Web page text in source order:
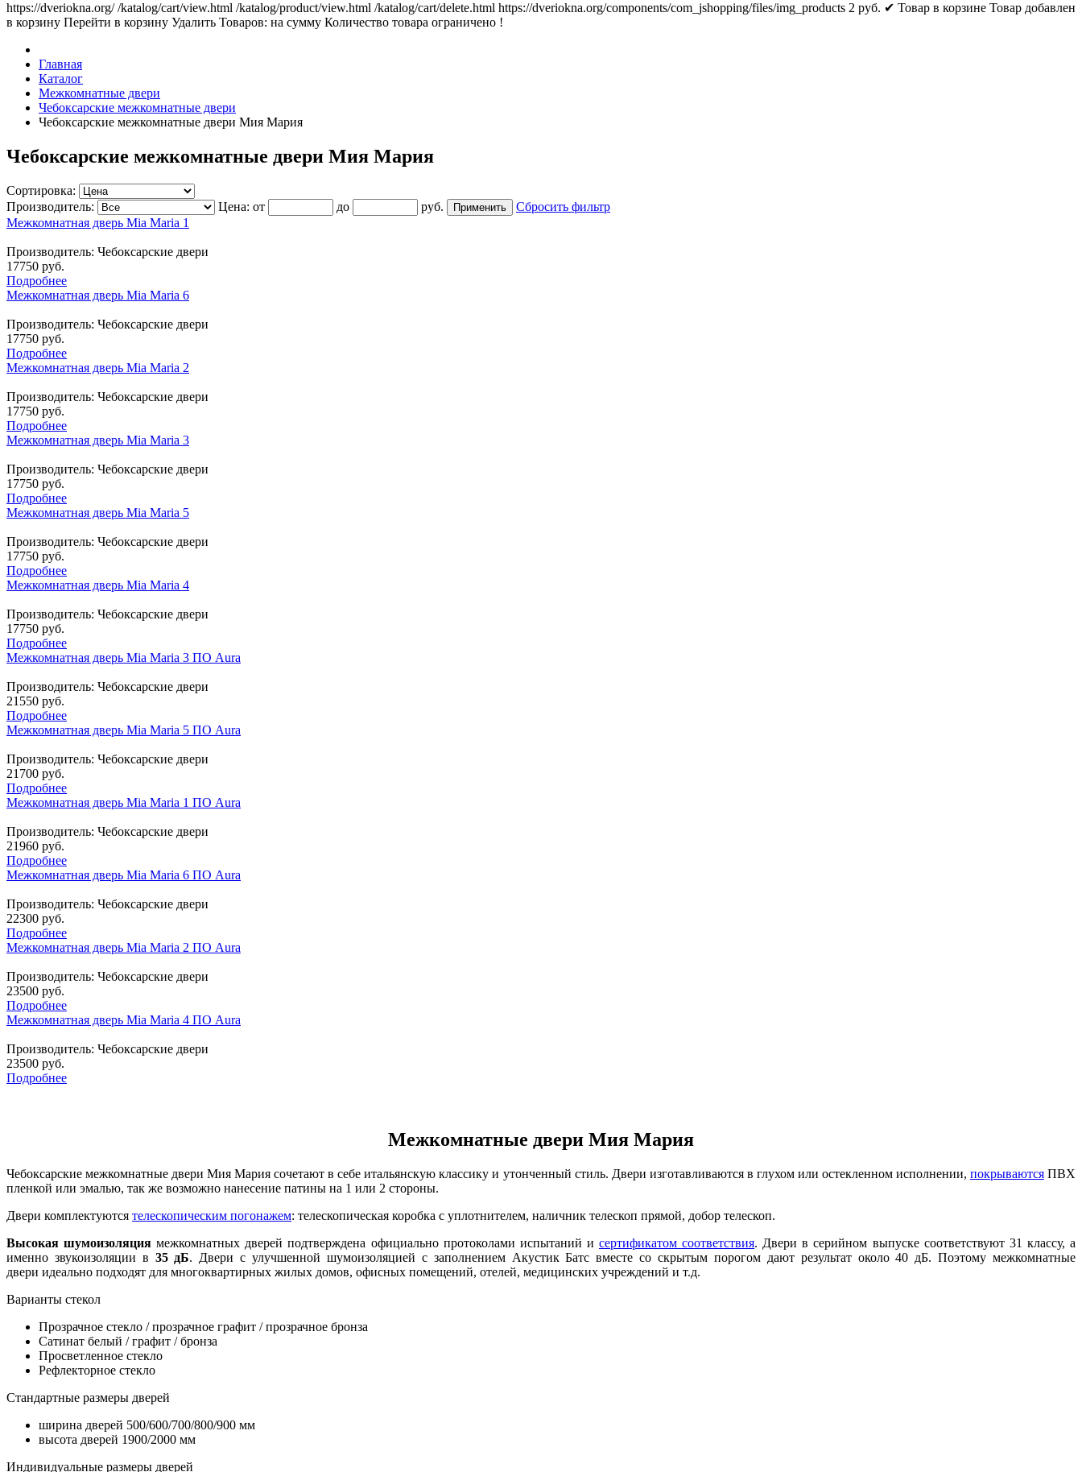
https://dveriokna.org/ /katalog/cart/view.html /katalog/product/view.html /katalog/cart/delete.html https://dveriokna.org/components/com_jshopping/files/img_products 2 руб. ✔ Товар в корзине Товар добавлен
в корзину Перейти в корзину Удалить Товаров: на сумму Количество товара ограничено !
Главная
Каталог
Межкомнатные двери
Чебоксарские межкомнатные двери
Чебоксарские межкомнатные двери Мия Мария
Чебоксарские межкомнатные двери Мия Мария
Сортировка:
Производитель:
Цена: от до руб.
Сбросить фильтр
Межкомнатная дверь Mia Maria 1
Производитель: Чебоксарские двери
17750 руб.
Подробнее
Межкомнатная дверь Mia Maria 6
Производитель: Чебоксарские двери
17750 руб.
Подробнее
Межкомнатная дверь Mia Maria 2
Производитель: Чебоксарские двери
17750 руб.
Подробнее
Межкомнатная дверь Mia Maria 3
Производитель: Чебоксарские двери
17750 руб.
Подробнее
Межкомнатная дверь Mia Maria 5
Производитель: Чебоксарские двери
17750 руб.
Подробнее
Межкомнатная дверь Mia Maria 4
Производитель: Чебоксарские двери
17750 руб.
Подробнее
Межкомнатная дверь Mia Maria 3 ПО Aura
Производитель: Чебоксарские двери
21550 руб.
Подробнее
Межкомнатная дверь Mia Maria 5 ПО Aura
Производитель: Чебоксарские двери
21700 руб.
Подробнее
Межкомнатная дверь Mia Maria 1 ПО Aura
Производитель: Чебоксарские двери
21960 руб.
Подробнее
Межкомнатная дверь Mia Maria 6 ПО Aura
Производитель: Чебоксарские двери
22300 руб.
Подробнее
Межкомнатная дверь Mia Maria 2 ПО Aura
Производитель: Чебоксарские двери
23500 руб.
Подробнее
Межкомнатная дверь Mia Maria 4 ПО Aura
Производитель: Чебоксарские двери
23500 руб.
Подробнее
Межкомнатные двери Мия Мария
Чебоксарские межкомнатные двери Мия Мария сочетают в себе итальянскую классику и утонченный стиль. Двери изготавливаются в глухом или остекленном исполнении, покрываютсяПВХ
пленкой или эмалью, так же возможно нанесение патины на 1 или 2 стороны.
Двери комплектуются телескопическим погонажем: телескопическая коробка с уплотнителем, наличник телескоп прямой, добор телескоп.
Высокая шумоизоляциямежкомнатных дверей подтверждена официально протоколами испытаний исертификатом соответствия. Двери в серийном выпуске соответствуют 31 классу, а
именно звукоизоляции в 35 дБ. Двери с улучшенной шумоизоляцией с заполнением Акустик Батс вместе со скрытым порогом дают результат около 40 дБ. Поэтому межкомнатные
двери идеально подходят для многоквартирных жилых домов, офисных помещений, отелей, медицинских учреждений и т.д.
Варианты стекол
Прозрачное стекло / прозрачное графит / прозрачное бронза
Сатинат белый / графит / бронза
Просветленное стекло
Рефлекторное стекло
Стандартные размеры дверей
ширина дверей 500/600/700/800/900 мм
высота дверей 1900/2000 мм
Индивидуальные размеры дверей